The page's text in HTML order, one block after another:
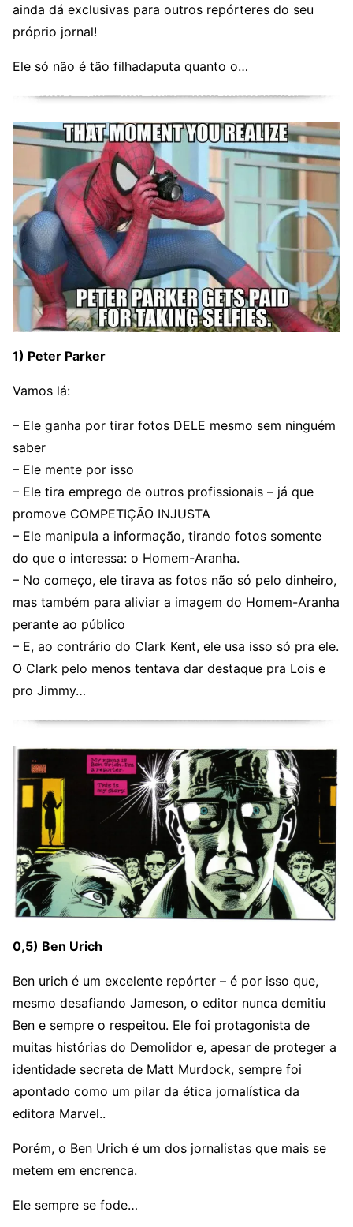
ainda dá exclusivas para outros repórteres do seu
próprio jornal!
Ele só não é tão filhadaputa quanto o…
1) Peter Parker
Vamos lá:
– Ele ganha por tirar fotos DELE mesmo sem ninguém
saber
– Ele mente por isso
– Ele tira emprego de outros profissionais – já que
promove COMPETIÇÃO INJUSTA
– Ele manipula a informação, tirando fotos somente
do que o interessa: o Homem-Aranha.
– No começo, ele tirava as fotos não só pelo dinheiro,
mas também para aliviar a imagem do Homem-Aranha
perante ao público
– E, ao contrário do Clark Kent, ele usa isso só pra ele.
O Clark pelo menos tentava dar destaque pra Lois e
pro Jimmy…
0,5) Ben Urich
Ben urich é um excelente repórter – é por isso que,
mesmo desafiando Jameson, o editor nunca demitiu
Ben e sempre o respeitou. Ele foi protagonista de
muitas histórias do Demolidor e, apesar de proteger a
identidade secreta de Matt Murdock, sempre foi
apontado como um pilar da ética jornalística da
editora Marvel..
Porém, o Ben Urich é um dos jornalistas que mais se
metem em encrenca.
Ele sempre se fode…